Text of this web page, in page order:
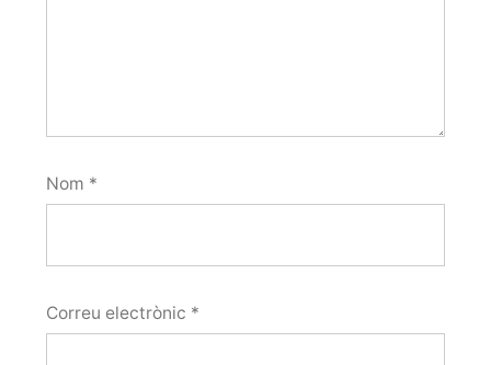
Nom *
Correu electrònic *